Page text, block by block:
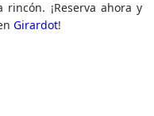
¡Reserva ahora y
Girardot!